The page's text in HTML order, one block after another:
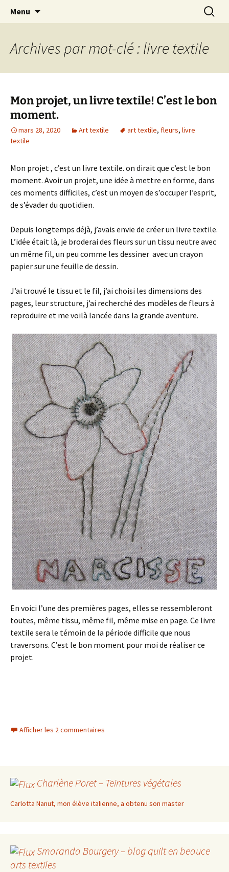
filsetcrayons
Le blog de Sophie A
Menu
Archives par mot-clé : livre textile
Mon projet, un livre textile! C’est le bon
moment.
mars 28, 2020 Art textile art textile, fleurs, livre
textile
Mon projet , c’est un livre textile. on dirait que c’est le bon
moment. Avoir un projet, une idée à mettre en forme, dans
ces moments difficiles, c’est un moyen de s’occuper l’esprit,
de s’évader du quotidien.
Depuis longtemps déjà, j’avais envie de créer un livre textile.
L’idée était là, je broderai des fleurs sur un tissu neutre avec
un même fil, un peu comme les dessiner avec un crayon
papier sur une feuille de dessin.
J’ai trouvé le tissu et le fil, j’ai choisi les dimensions des
pages, leur structure, j’ai recherché des modèles de fleurs à
reproduire et me voilà lancée dans la grande aventure.
En voici l’une des premières pages, elles se ressembleront
toutes, même tissu, même fil, même mise en page. Ce livre
textile sera le témoin de la période difficile que nous
traversons. C’est le bon moment pour moi de réaliser ce
projet.
Afficher les 2 commentaires
Charlène Poret – Teintures végétales
Carlotta Nanut, mon élève italienne, a obtenu son master
Smaranda Bourgery – blog quilt en beauce
arts textiles